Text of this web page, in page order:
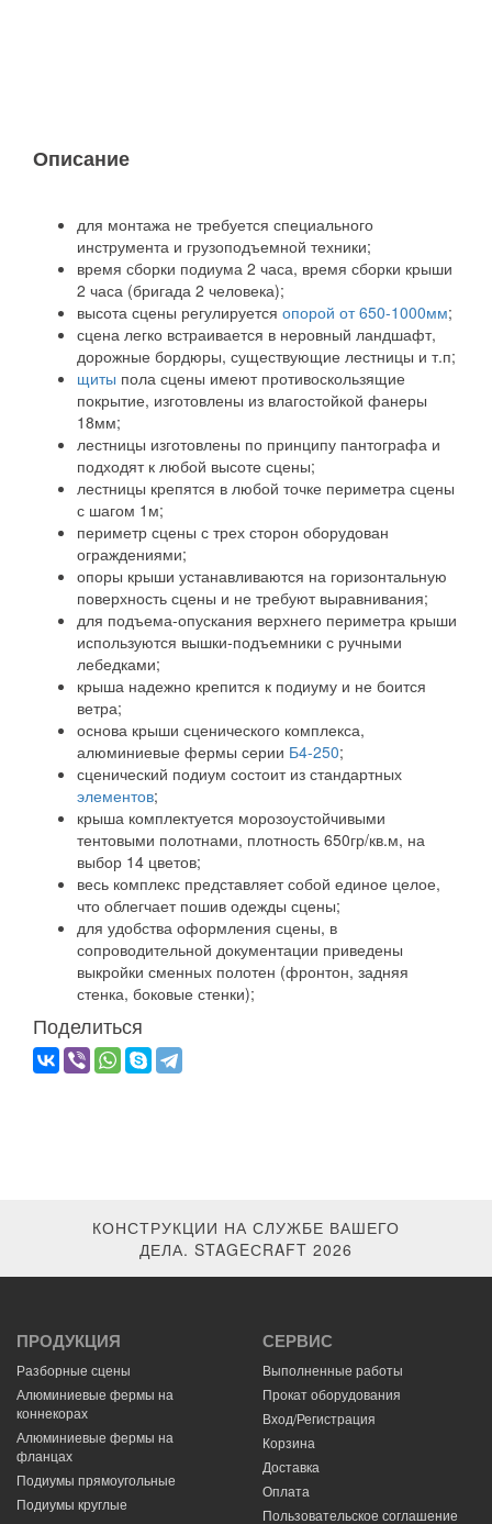
Описание
для монтажа не требуется специального
инструмента и грузоподъемной техники;
время сборки подиума 2 часа, время сборки крыши
2 часа (бригада 2 человека);
высота сцены регулируется опорой от 650-1000мм;
сцена легко встраивается в неровный ландшафт,
дорожные бордюры, существующие лестницы и т.п;
щиты пола сцены имеют противоскользящие
покрытие, изготовлены из влагостойкой фанеры
18мм;
лестницы изготовлены по принципу пантографа и
подходят к любой высоте сцены;
лестницы крепятся в любой точке периметра сцены
с шагом 1м;
периметр сцены с трех сторон оборудован
ограждениями;
опоры крыши устанавливаются на горизонтальную
поверхность сцены и не требуют выравнивания;
для подъема-опускания верхнего периметра крыши
используются вышки-подъемники с ручными
лебедками;
крыша надежно крепится к подиуму и не боится
ветра;
основа крыши сценического комплекса,
алюминиевые фермы серии Б4-250;
сценический подиум состоит из стандартных
элементов;
крыша комплектуется морозоустойчивыми
тентовыми полотнами, плотность 650гр/кв.м, на
выбор 14 цветов;
весь комплекс представляет собой единое целое,
что облегчает пошив одежды сцены;
для удобства оформления сцены, в
сопроводительной документации приведены
выкройки сменных полотен (фронтон, задняя
стенка, боковые стенки);
Поделиться
КОНСТРУКЦИИ НА СЛУЖБЕ ВАШЕГО
ДЕЛА. STAGEСRAFT 2026
ПРОДУКЦИЯ
Разборные сцены
Алюминиевые фермы на
коннекорах
Алюминиевые фермы на
фланцах
Подиумы прямоугольные
Подиумы круглые
СЕРВИС
Выполненные работы
Прокат оборудования
Вход/Регистрация
Корзина
Доставка
Оплата
Пользовательское соглашение